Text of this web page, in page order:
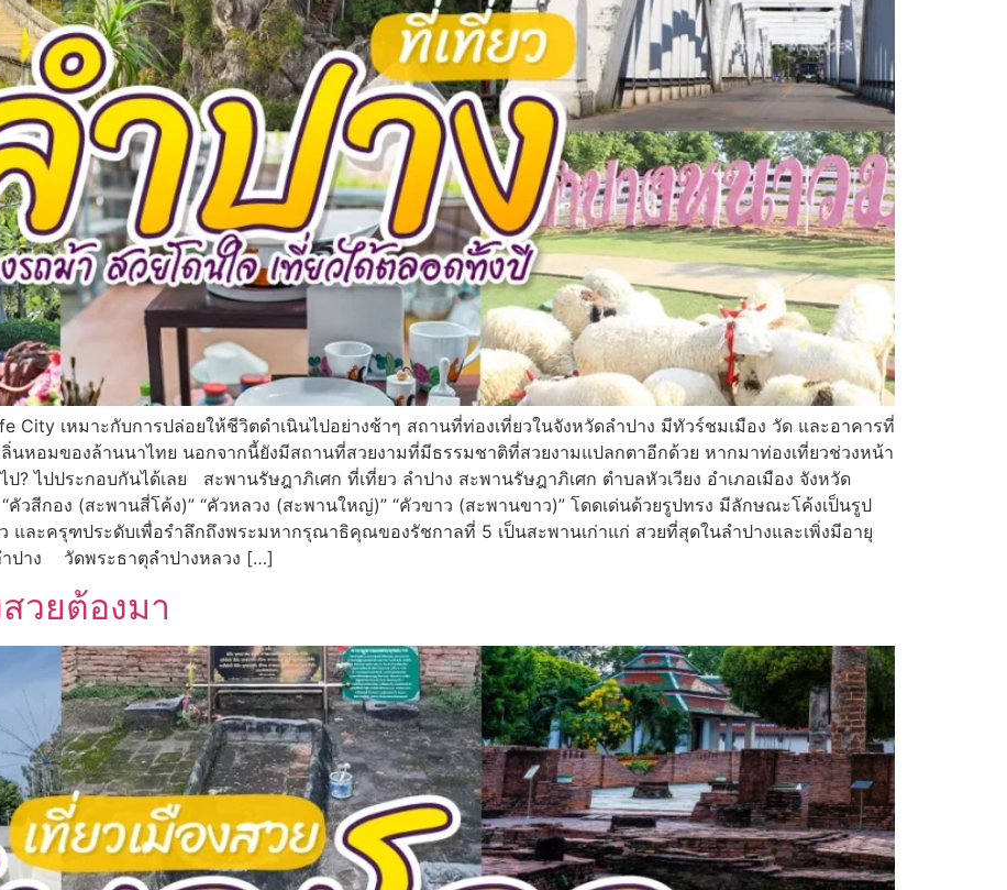
City เหมาะกับการปล่อยให้ชีวิตดำเนินไปอย่างช้าๆ สถานที่ท่องเที่ยวในจังหวัดลำปาง มีทัวร์ชมเมือง วัด และอาคารที่
นหอมของล้านนาไทย นอกจากนี้ยังมีสถานที่สวยงามที่มีธรรมชาติที่สวยงามแปลกตาอีกด้วย หากมาท่องเที่ยวช่วงหน้า
? ไปประกอบกันได้เลย สะพานรัษฎาภิเศก ที่เที่ยว ลําปาง สะพานรัษฎาภิเศก ตำบลหัวเวียง อำเภอเมือง จังหวัด
คัวสีกอง (สะพานสี่โค้ง)” “คัวหลวง (สะพานใหญ่)” “คัวขาว (สะพานขาว)” โดดเด่นด้วยรูปทรง มีลักษณะโค้งเป็นรูป
ละครุฑประดับเพื่อรำลึกถึงพระมหากรุณาธิคุณของรัชกาลที่ 5 เป็นสะพานเก่าแก่ สวยที่สุดในลำปางและเพิ่งมีอายุ
าปาง วัดพระธาตุลำปางหลวง […]
วยต้องมา